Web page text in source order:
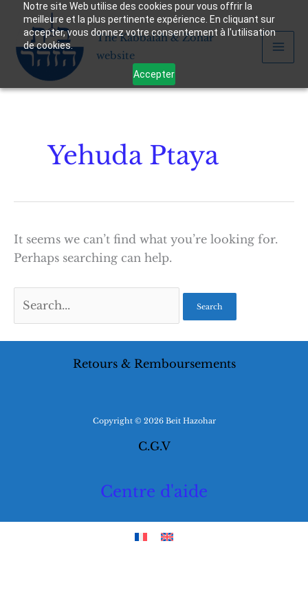
Notre site Web utilise des cookies pour vous offrir la
meilleure et la plus pertinente expérience. En cliquant sur
accepter, vous donnez votre consentement à l'utilisation
de cookies.
Accepter
Skip
content
The Kabbalah & Zohar
website
Yehuda Ptaya
It seems we can’t find what you’re looking for.
Perhaps searching can help.
for:
Retours & Remboursements
Copyright © 2026 Beit Hazohar
C.G.V
Centre d'aide